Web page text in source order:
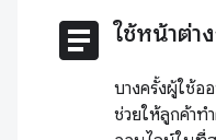
article ใช้หน้าต่า
บางครั้งผู้ใช้อ
ช่วยให้ลูกค้าท